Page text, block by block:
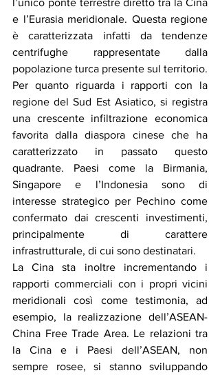
l’unico ponte terrestre diretto tra la Cina
e l’Eurasia meridionale. Questa regione
è caratterizzata infatti da tendenze
centrifughe rappresentate dalla
Per quanto riguarda i rapporti con la
regione del Sud Est Asiatico, si registra
una crescente infiltrazione economica
favorita dalla diaspora cinese che ha
caratterizzato in passato questo
quadrante. Paesi come la Birmania,
Singapore e l’Indonesia sono di
interesse strategico per Pechino come
confermato dai crescenti investimenti,
principalmente di carattere
infrastrutturale, di cui sono destinatari.
La Cina sta inoltre incrementando i
rapporti commerciali con i propri vicini
meridionali così come testimonia, ad
esempio, la realizzazione dell’ASEAN-
China Free Trade Area. Le relazioni tra
la Cina e i Paesi dell’ASEAN, non
sempre rosee, si stanno sviluppando